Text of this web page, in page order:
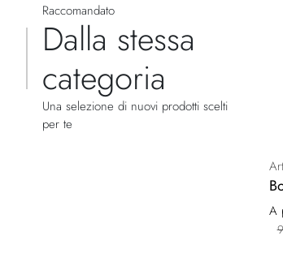
Raccomandato
Dalla stessa
categoria
Una selezione di nuovi prodotti scelti
per te
A